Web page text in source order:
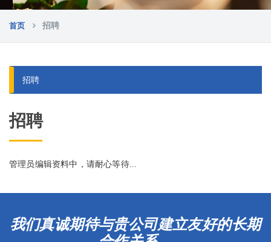
首页 招聘
招聘
招聘
管理员编辑资料中，请耐心等待...
我们真诚期待与贵公司建立友好的长期